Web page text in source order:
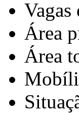
Vagas
Área
Área